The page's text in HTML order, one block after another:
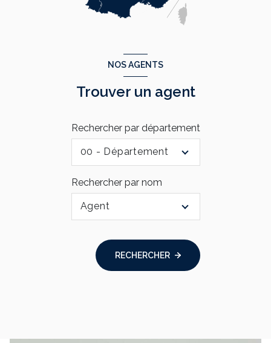
NOS AGENTS
Trouver un agent
Rechercher par département
00 - Département
Rechercher par nom
Agent
RECHERCHER